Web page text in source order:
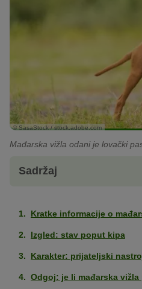
© SasaStock / stock.adobe.com
Mađarska vižla odani je lovački
Sadržaj
Kratke informacije o
Izgled: stav poput kipa
Karakter: prijateljski
Odgoj: je li mađarska